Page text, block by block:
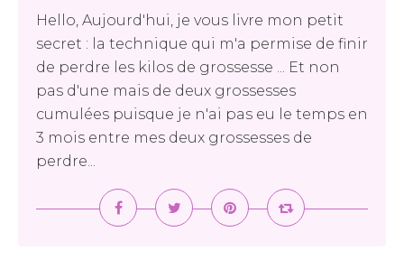
Hello, Aujourd'hui, je vous livre mon petit
secret : la technique qui m'a permise de finir
de perdre les kilos de grossesse ... Et non
pas d'une mais de deux grossesses
cumulées puisque je n'ai pas eu le temps en
3 mois entre mes deux grossesses de
perdre...